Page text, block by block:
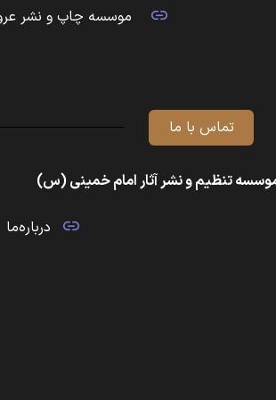
موسسه چاپ و نشر
تماس با ما
موسسه تنظیم و نشر آثار امام خمینی (س)
درباره‌ما